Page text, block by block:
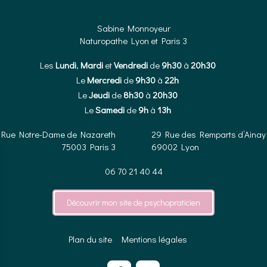
Sabine Monnoyeur
Naturopathe Lyon et Paris 3
Les Lundi, MardietVendredide 9h30à 20h30
Le Mercredi de 9h30 à 22h
LeJeudide 8h30à 20h30
LeSamedide 9hà 13h
Notre-Dame de Nazareth
75003 Paris 3
29 Rue des Remparts d’Ainay
69002 Lyon
06 70 21 40 44
Découvrir mon site de psychopraticien
Plan du site Mentions légales